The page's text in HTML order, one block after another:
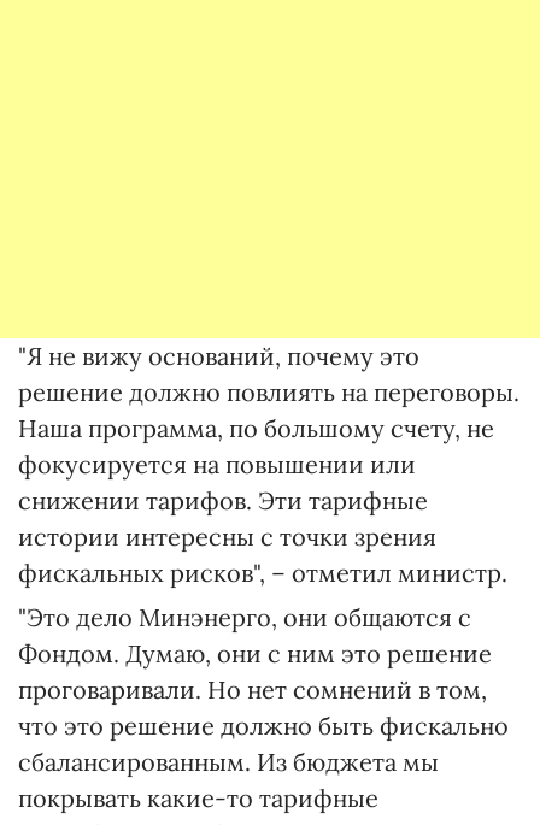
"Я не вижу оснований, почему это
решение должно повлиять на переговоры.
Наша программа, по большому счету, не
фокусируется на повышении или
снижении тарифов. Эти тарифные
истории интересны с точки зрения
фискальных рисков", – отметил министр.
"Это дело Минэнерго, они общаются с
Фондом. Думаю, они с ним это решение
проговаривали. Но нет сомнений в том,
что это решение должно быть фискально
сбалансированным. Из бюджета мы
покрывать какие-то тарифные